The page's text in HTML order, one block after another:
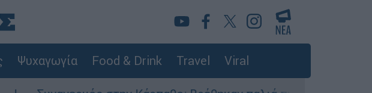
Ψυχαγωγία Food & Drink Travel Viral